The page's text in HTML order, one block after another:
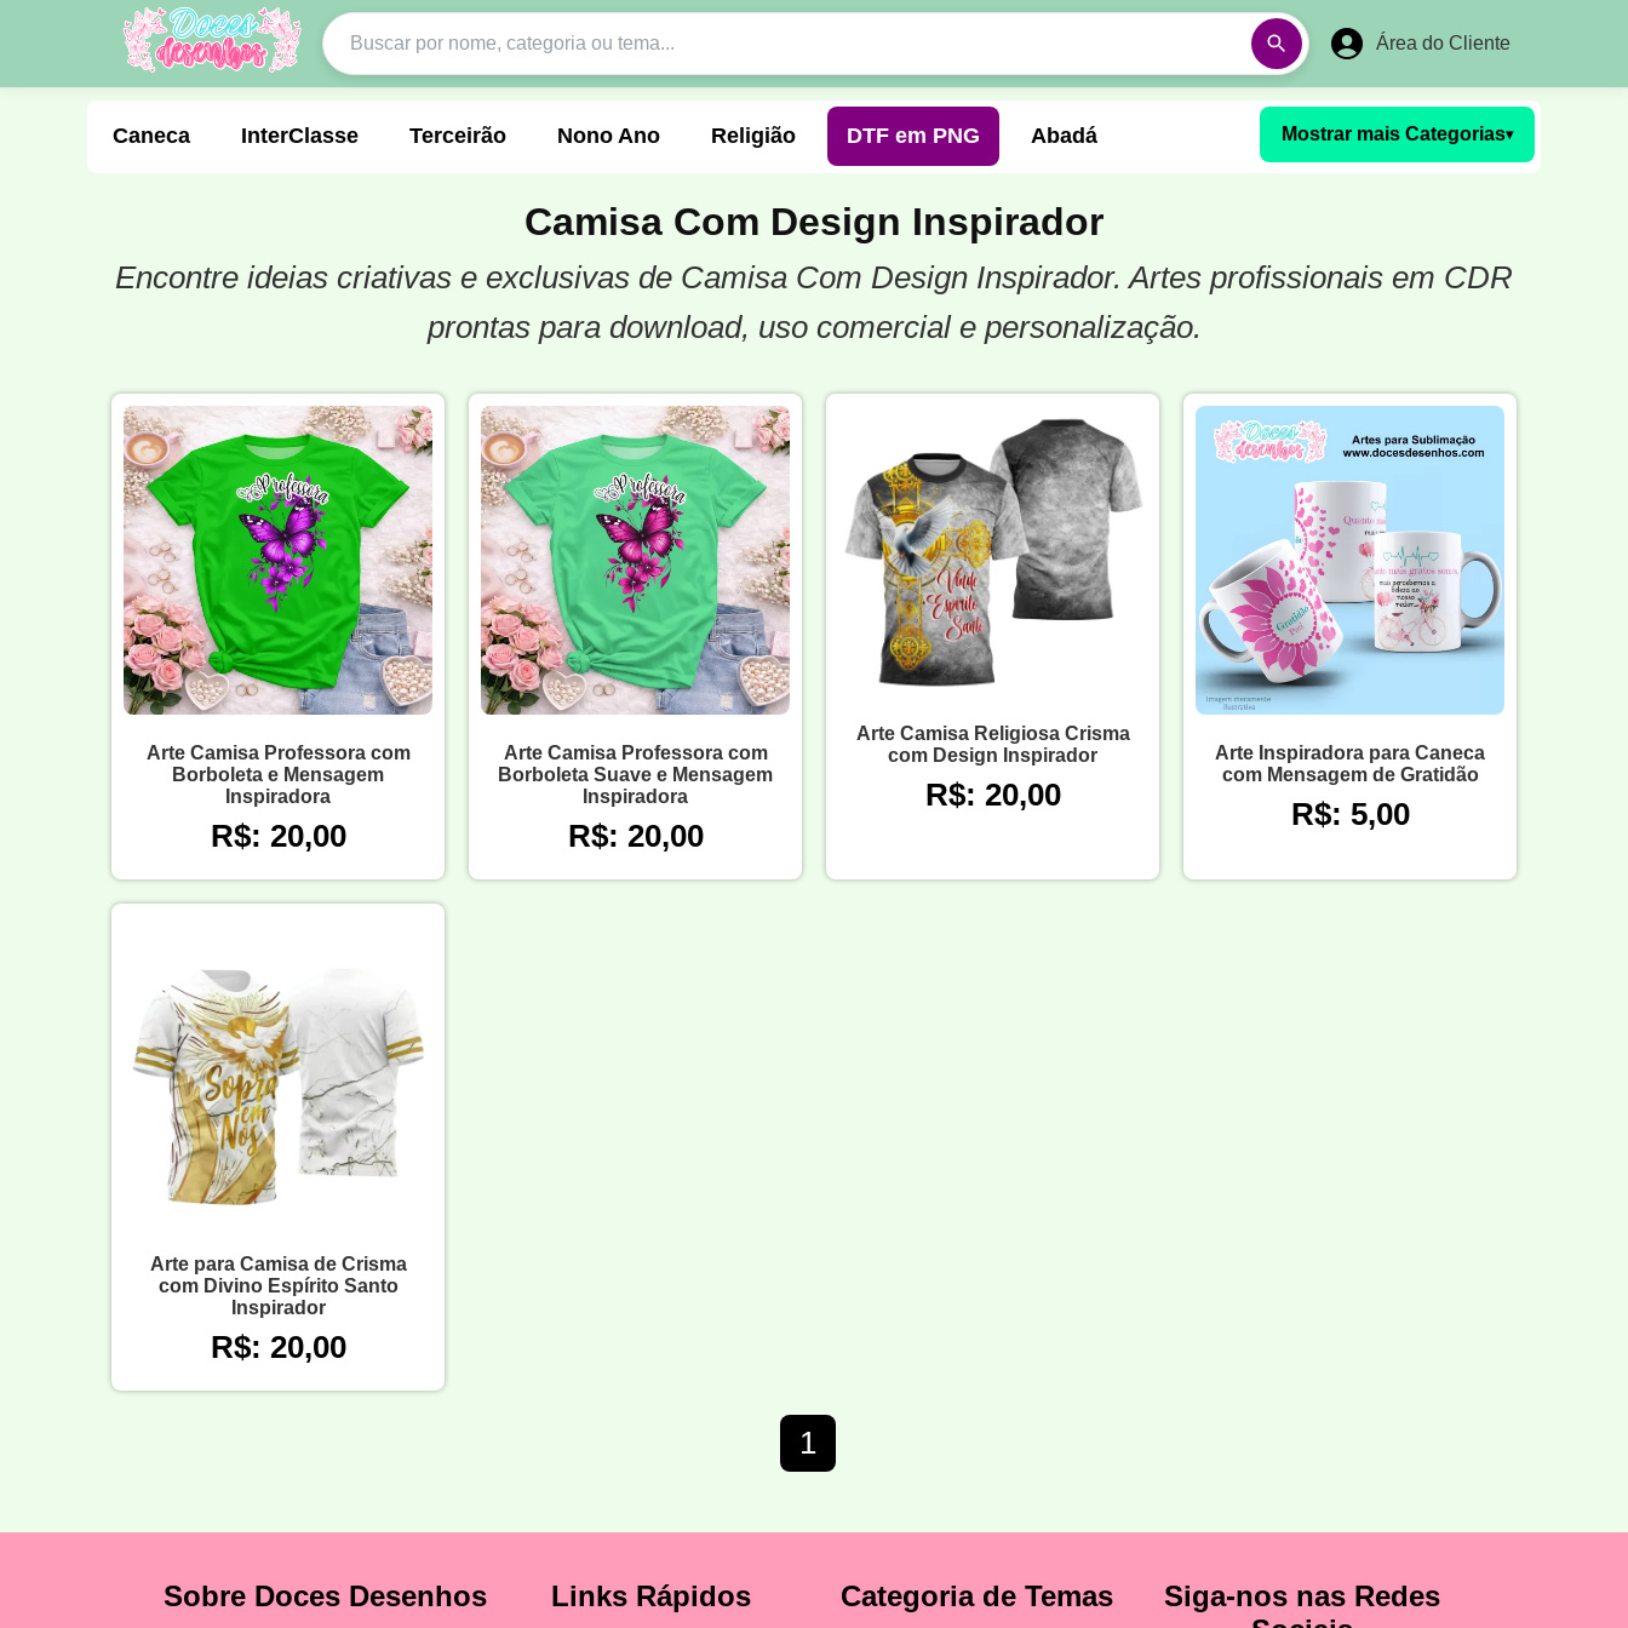
Área do Cliente
Mostrar mais Categorias▾
Caneca InterClasse Terceirão Nono Ano Religião DTF em PNG Abadá
Molde de Costura Professora Fonte Formandos Profissão Festa Junina Ano Novo Réveillon
Natalina Agro Uniforme Futebol Amador
Motocross Ciclismo Nail Designer Pedagogia Biologia História Matemática
Língua Portuguesa
Camisa Com Design Inspirador
Encontre ideias criativas e exclusivas de Camisa Com Design Inspirador. Artes profissionais em CDR
prontas para download, uso comercial e personalização.
Arte Camisa Professora com
Borboleta e Mensagem
Inspiradora
R$: 20,00
Arte Camisa Professora com
Borboleta Suave e Mensagem
Inspiradora
R$: 20,00
Arte Camisa Religiosa Crisma
com Design Inspirador
R$: 20,00
Arte Inspiradora para Caneca
com Mensagem de Gratidão
R$: 5,00
Arte para Camisa de Crisma
com Divino Espírito Santo
Inspirador
R$: 20,00
1
Sobre Doces Desenhos Links Rápidos Categoria de Temas
Siga-nos nas Redes